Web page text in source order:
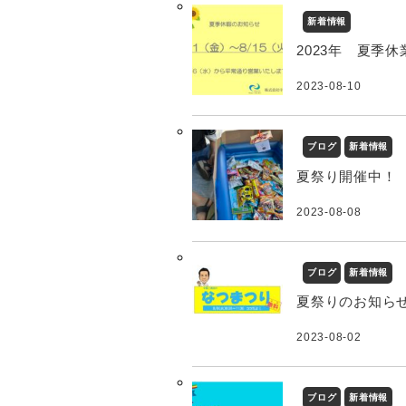
新着情報
2023年 夏季休
2023-08-10
ブログ 新着情報
夏祭り開催中！
2023-08-08
ブログ 新着情報
夏祭りのお知ら
2023-08-02
ブログ 新着情報